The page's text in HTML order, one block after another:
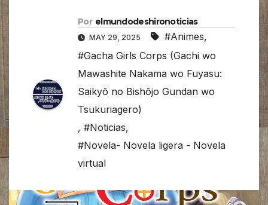
Por elmundodeshironoticias
MAY 29, 2025 #Animes,
#Gacha Girls Corps (Gachi wo
Mawashite Nakama wo Fuyasu:
Saikyō no Bishōjo Gundan wo
Tsukuriagero)
, #Noticias,
#Novela- Novela ligera - Novela
virtual